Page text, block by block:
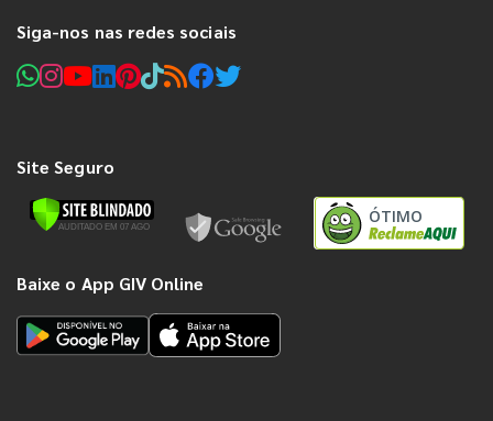
Siga-nos nas redes sociais
Site Seguro
ÓTIMO
Baixe o App GIV Online